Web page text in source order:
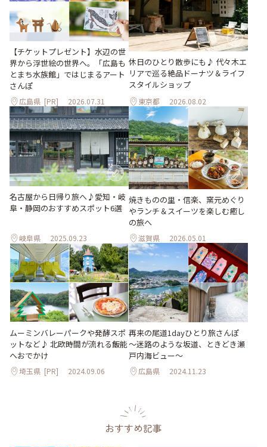
【チケットプレゼント】水辺の世
界から浮世絵の世界へ。「広島も
とまち水族館」ではじまるアート
さんぽ
広島県 [PR] 2026.07.31
休日のひとり散歩にも♪ 代々木エ
リアで巡る絶品ドーナツ＆ライフ
スタイルショップ
東京都 2026.08.02
名古屋から日帰り旅へ♪愛知・岐
阜・静岡のおすすめスポット6選
岐阜県 2025.09.23
焼きものの里・信楽、窯元めぐり
やランチ＆スイーツを楽しむ癒し
の旅へ
滋賀県 2026.05.01
ムーミンバレーパークや発酵スポ
ットなど♪ 北欧時間が流れる飯能
へおでかけ
埼玉県 [PR] 2024.09.06
再来の尾道1dayひとり旅さんぽ
～迷路のような坂道、ときどき瀬
戸内海ビュー～
広島県 2024.11.23
おすすめ記事